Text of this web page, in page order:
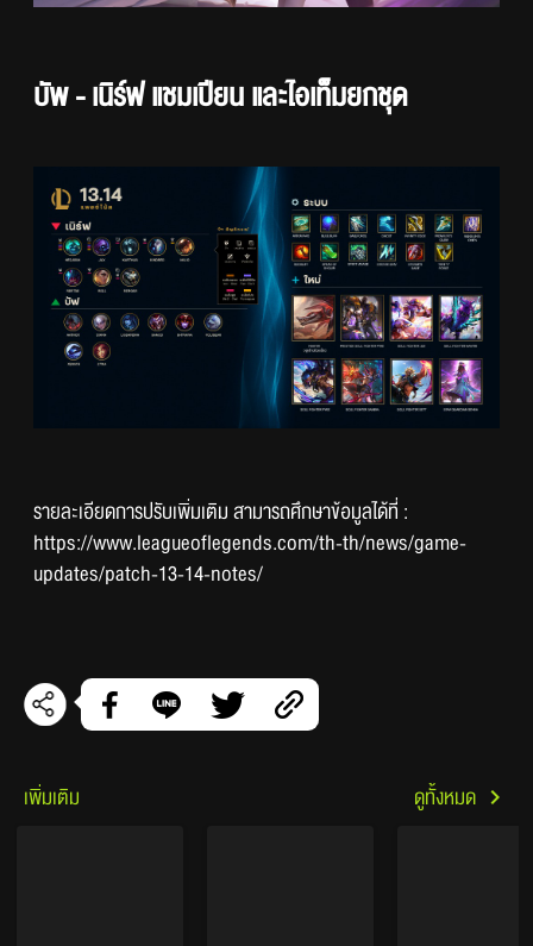
บัพ - เนิร์ฟ แชมเปียน และไอเท็มยกชุด
https://www.leagueoflegends.com/th-th/news/game-
updates/patch-13-14-notes/
เพิ่มเติม ดูทั้งหมด